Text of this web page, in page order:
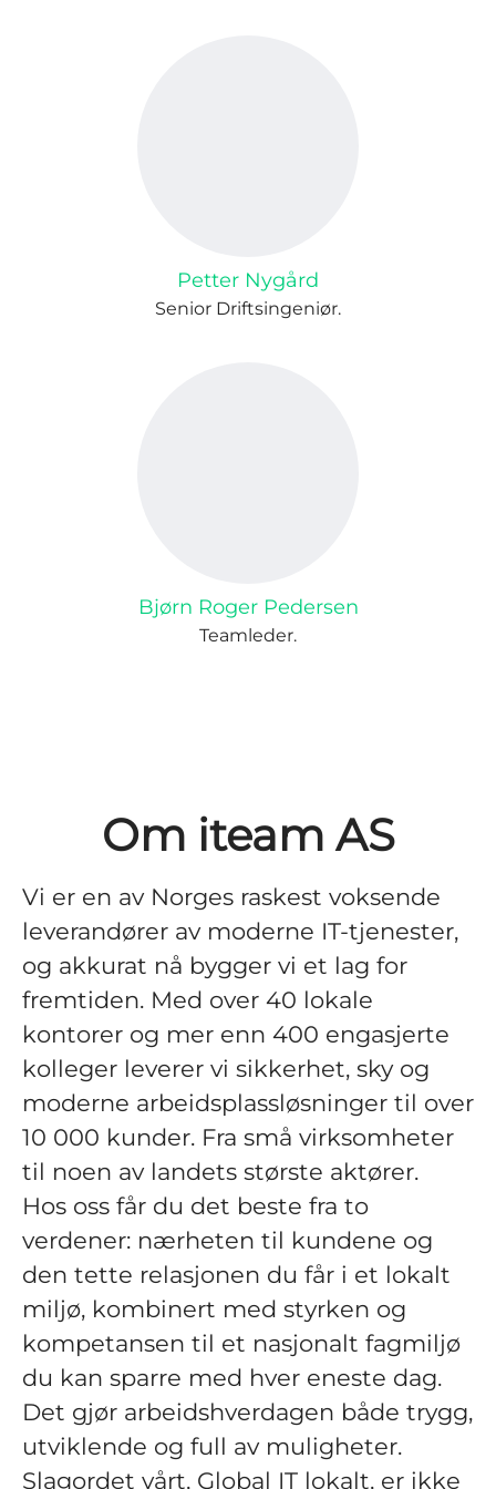
Petter Nygård
Senior Driftsingeniør.
Bjørn Roger Pedersen
Teamleder.
Om iteam AS
Vi er en av Norges raskest voksende
leverandører av moderne IT-tjenester,
og akkurat nå bygger vi et lag for
fremtiden. Med over 40 lokale
kontorer og mer enn 400 engasjerte
kolleger leverer vi sikkerhet, sky og
moderne arbeidsplassløsninger til over
10 000 kunder. Fra små virksomheter
til noen av landets største aktører.
Hos oss får du det beste fra to
verdener: nærheten til kundene og
den tette relasjonen du får i et lokalt
miljø, kombinert med styrken og
kompetansen til et nasjonalt fagmiljø
du kan sparre med hver eneste dag.
Det gjør arbeidshverdagen både trygg,
utviklende og full av muligheter.
Slagordet vårt, Global IT lokalt, er ikke